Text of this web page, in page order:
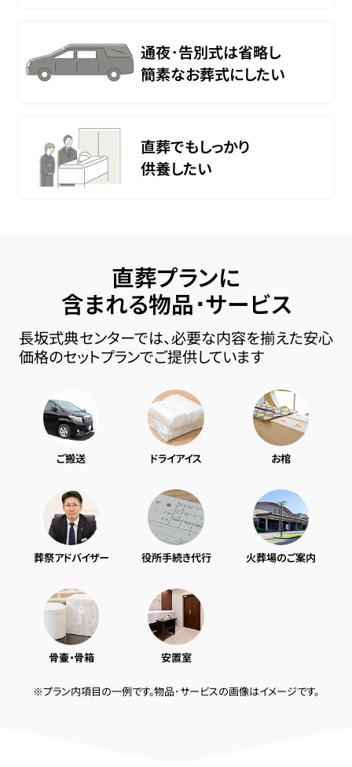
通夜･告別式は省略し
簡素なお葬式にしたい
直葬でもしっかり
供養したい
直葬プランに
含まれる物品･サービス
長坂式典センターでは、必要な内容を揃えた安心
価格のセットプランでご提供しています
ご搬送 ドライアイス お棺
葬祭アドバイザー 役所手続き代行 火葬場のご案内
骨壷・骨箱 安置室
※プラン内項目の一例です。物品･サービスの画像はイメージです。